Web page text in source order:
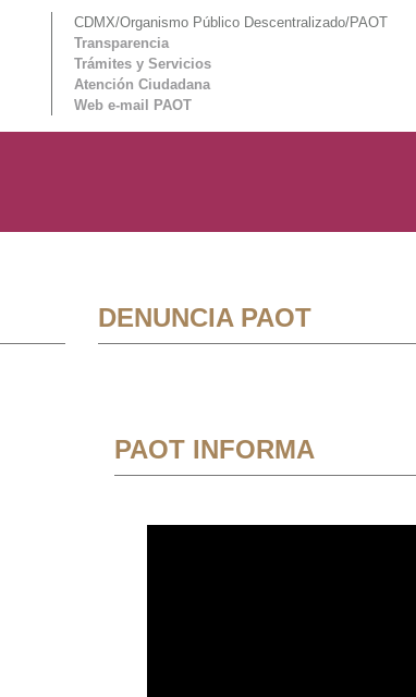
CDMX/Organismo Público Descentralizado/PAOT
Transparencia
Trámites y Servicios
Atención Ciudadana
Web e-mail PAOT
DENUNCIA PAOT
PAOT INFORMA